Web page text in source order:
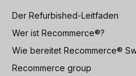
Der Refurbished-Leitfaden
Wer ist Recommerce®?
Wie bereitet Recommerce®
Recommerce group